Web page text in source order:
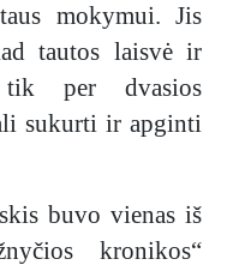
mokymui. Jis
tautos laisvė ir
tik per dvasios
sukurti ir apginti
buvo vienas iš
kronikos“